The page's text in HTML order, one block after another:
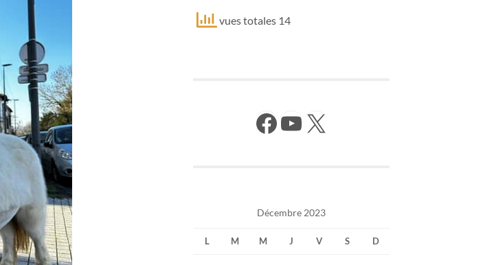
vues totales 14
Facebook YouTube X
Décembre 2023
L M M J V S D